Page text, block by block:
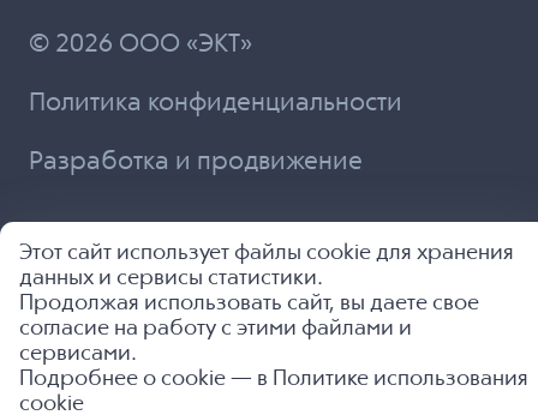
© 2026 ООО «ЭКТ»
Политика конфиденциальности
Разработка и продвижение
Этот сайт использует файлы cookie для хранения
данных и сервисы статистики.
Продолжая использовать сайт, вы даете свое
согласие на работу с этими файлами и
сервисами.
Подробнее о cookie — в
Политике использования
cookie